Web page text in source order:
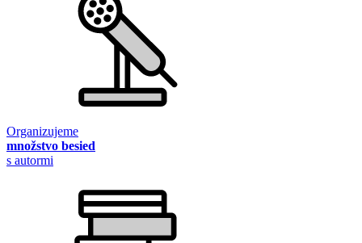
Organizujeme
množstvo besied
s autormi